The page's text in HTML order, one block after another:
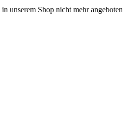
unserem Shop nicht mehr angeboten